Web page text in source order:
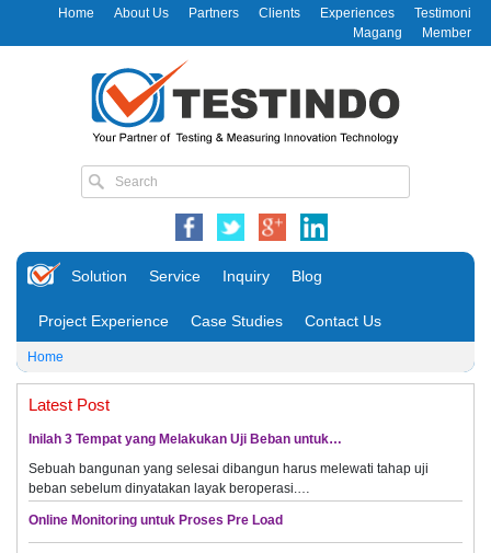
Home About Us Partners Clients Experiences
Testimoni
Magang
Member
Solution Service Inquiry Blog
Project Experience Case Studies Contact Us
Home
Latest Post
Inilah 3 Tempat yang Melakukan Uji Beban untuk…
Sebuah bangunan yang selesai dibangun harus melewati tahap uji
beban sebelum dinyatakan layak beroperasi.…
Online Monitoring untuk Proses Pre Load